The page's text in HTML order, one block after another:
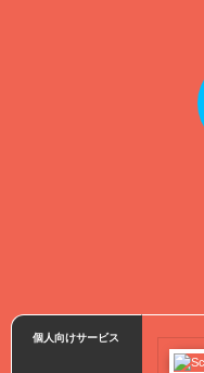
個人向けサービス